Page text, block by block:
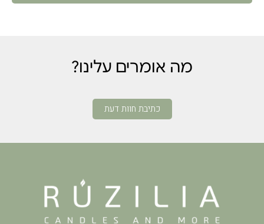
מה אומרים עלינו?
כתיבת חוות דעת